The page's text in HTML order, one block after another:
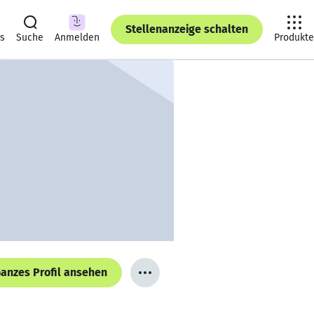
Suche Anmelden
Stellenanzeige schalten
Produkte
Profil ansehen